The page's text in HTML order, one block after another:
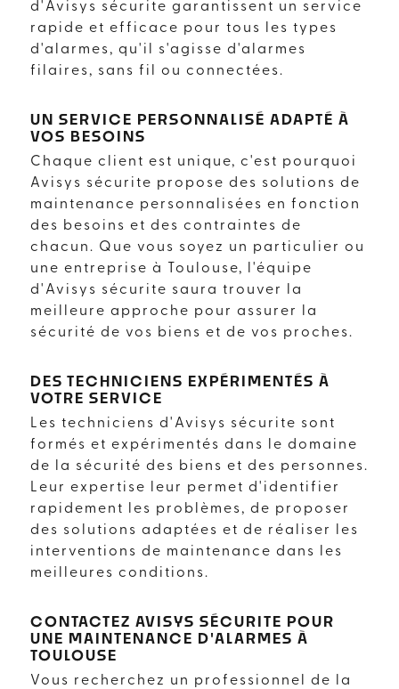
d'Avisys sécurite garantissent un service
rapide et efficace pour tous les types
d'alarmes, qu'il s'agisse d'alarmes
filaires, sans fil ou connectées.
UN SERVICE PERSONNALISÉ ADAPTÉ À
VOS BESOINS
Chaque client est unique, c'est pourquoi
Avisys sécurite propose des solutions de
maintenance personnalisées en fonction
des besoins et des contraintes de
chacun. Que vous soyez un particulier ou
une entreprise à Toulouse, l'équipe
d'Avisys sécurite saura trouver la
meilleure approche pour assurer la
sécurité de vos biens et de vos proches.
DES TECHNICIENS EXPÉRIMENTÉS À
VOTRE SERVICE
Les techniciens d'Avisys sécurite sont
formés et expérimentés dans le domaine
de la sécurité des biens et des personnes.
Leur expertise leur permet d'identifier
rapidement les problèmes, de proposer
des solutions adaptées et de réaliser les
interventions de maintenance dans les
meilleures conditions.
CONTACTEZ AVISYS SÉCURITE POUR
UNE MAINTENANCE D'ALARMES À
TOULOUSE
Vous recherchez un professionnel de la